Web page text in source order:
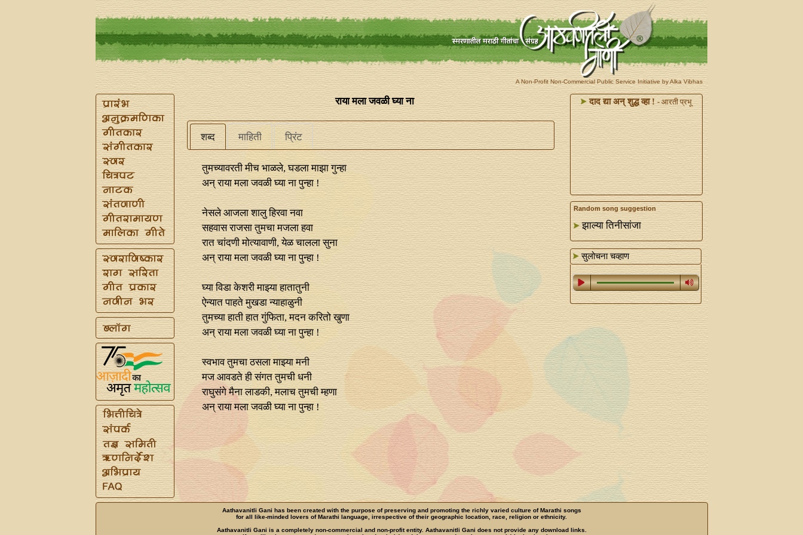
A Non-Profit Non-Commercial Public Service Initiative by Alka Vibhas
राया मला जवळी घ्या ना
शब्द माहिती प्रिंट
तुमच्यावरती मीच भाळले, घडला माझा गुन्हा
अन्‌ राया मला जवळी घ्या ना पुन्हा !
नेसले आजला शालु हिरवा नवा
सहवास राजसा तुमचा मजला हवा
रात चांदणी मोत्यावाणी, येळ चालला सुना
अन्‌ राया मला जवळी घ्या ना पुन्हा !
घ्या विडा केशरी माझ्या हातातुनी
ऐन्यात पाहते मुखडा न्याहाळुनी
तुमच्या हाती हात गुंफिता, मदन करितो खुणा
अन्‌ राया मला जवळी घ्या ना पुन्हा !
स्वभाव तुमचा ठसला माझ्या मनी
मज आवडते ही संगत तुमची धनी
राघुसंगे मैना लाडकी, मलाच तुमची म्हणा
अन्‌ राया मला जवळी घ्या ना पुन्हा !
दाद द्या अन्‌ शुद्ध व्हा ! - आरती प्रभू
Random song suggestion
झाल्या तिनीसांजा
सुलोचना चव्हाण
Aathavanitli Gani has been created with the purpose of preserving and promoting the richly varied culture of Marathi songs
for all like-minded lovers of Marathi language, irrespective of their geographic location, race, religion or ethnicity.
Aathavanitli Gani is a completely non-commercial and non-profit entity. Aathavanitli Gani does not provide any download links.